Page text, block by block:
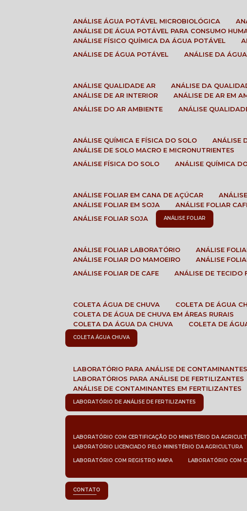
ANÁLISE ÁGUA POTÁVEL MICROBIOLÓGICA
ANÁLISE DE ÁGUA POTÁVEL PARA CONSUMO
ANÁLISE FÍSICO QUÍMICA DA ÁGUA POTÁVEL
ANÁLISE DE ÁGUA POTÁVEL
ANÁLISE DA
ANÁLISE QUALIDADE AR
ANÁLISE DA
ANÁLISE DE AR INTERIOR
ANÁLISE DE AR EM
ANÁLISE DO AR AMBIENTE
ANÁLISE
ANÁLISE QUÍMICA E FÍSICA DO SOLO
ANÁLISE DE SOLO MACRO E MICRONUTRIENTES
ANÁLISE FÍSICA DO SOLO
ANÁLISE QUÍMICA
ANÁLISE FOLIAR EM CANA DE AÇÚCAR
ANÁLISE FOLIAR EM SOJA
ANÁLISE FOLIAR
ANÁLISE FOLIAR SOJA
ANÁLISE FOLIAR
ANÁLISE FOLIAR LABORATÓRIO
ANÁLISE
ANÁLISE FOLIAR DO MAMOEIRO
ANÁLISE
ANÁLISE FOLIAR DE CAFE
ANÁLISE DE TECIDO
COLETA ÁGUA DE CHUVA
COLETA DE ÁGUA
COLETA DE ÁGUA DE CHUVA EM ÁREAS RURAIS
COLETA DA ÁGUA DA CHUVA
COLETA DE
COLETA ÁGUA CHUVA
LABORATÓRIO PARA ANÁLISE DE CONTAMINANTES
LABORATÓRIOS PARA ANÁLISE DE FERTILIZANTES
ANÁLISE DE CONTAMINANTES EM FERTILIZANTES
LABORATÓRIO DE ANÁLISE DE FERTILIZANTES
LABORATÓRIO COM CERTIFICAÇÃO DO MINISTÉRIO DA
LABORATÓRIO LICENCIADO PELO MINISTÉRIO DA AGRICULTURA
LABORATÓRIO COM REGISTRO MAPA LABORATÓRIO COM
CONTATO